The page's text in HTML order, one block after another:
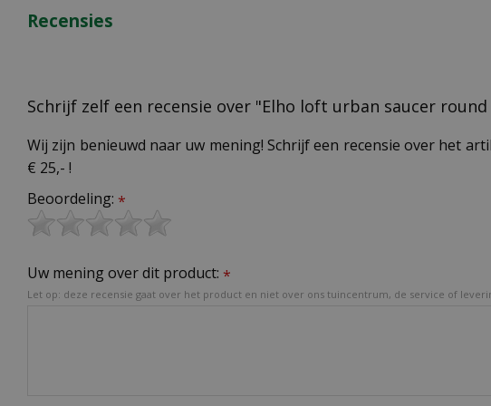
Recensies
Schrijf zelf een recensie over "Elho loft urban saucer
Wij zijn benieuwd naar uw mening! Schrijf een recensie over het
€ 25,- !
Beoordeling: *
Uw mening over dit product: *
Let op: deze recensie gaat over het product en niet over ons tuincentrum, de service of